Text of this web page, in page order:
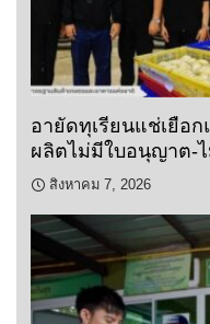
อายัดทุเรียนแช่เยือ
ผลิตไม่มีใบอนุญาต-
สิงหาคม 7, 2026